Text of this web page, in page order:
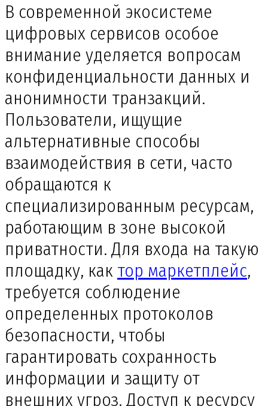
В современной экосистеме
цифровых сервисов особое
внимание уделяется вопросам
конфиденциальности данных и
анонимности транзакций.
Пользователи, ищущие
альтернативные способы
взаимодействия в сети, часто
обращаются к
специализированным ресурсам,
работающим в зоне высокой
приватности. Для входа на такую
площадку, как тор маркетплейс,
требуется соблюдение
определенных протоколов
безопасности, чтобы
гарантировать сохранность
информации и защиту от
внешних угроз. Доступ к ресурсу